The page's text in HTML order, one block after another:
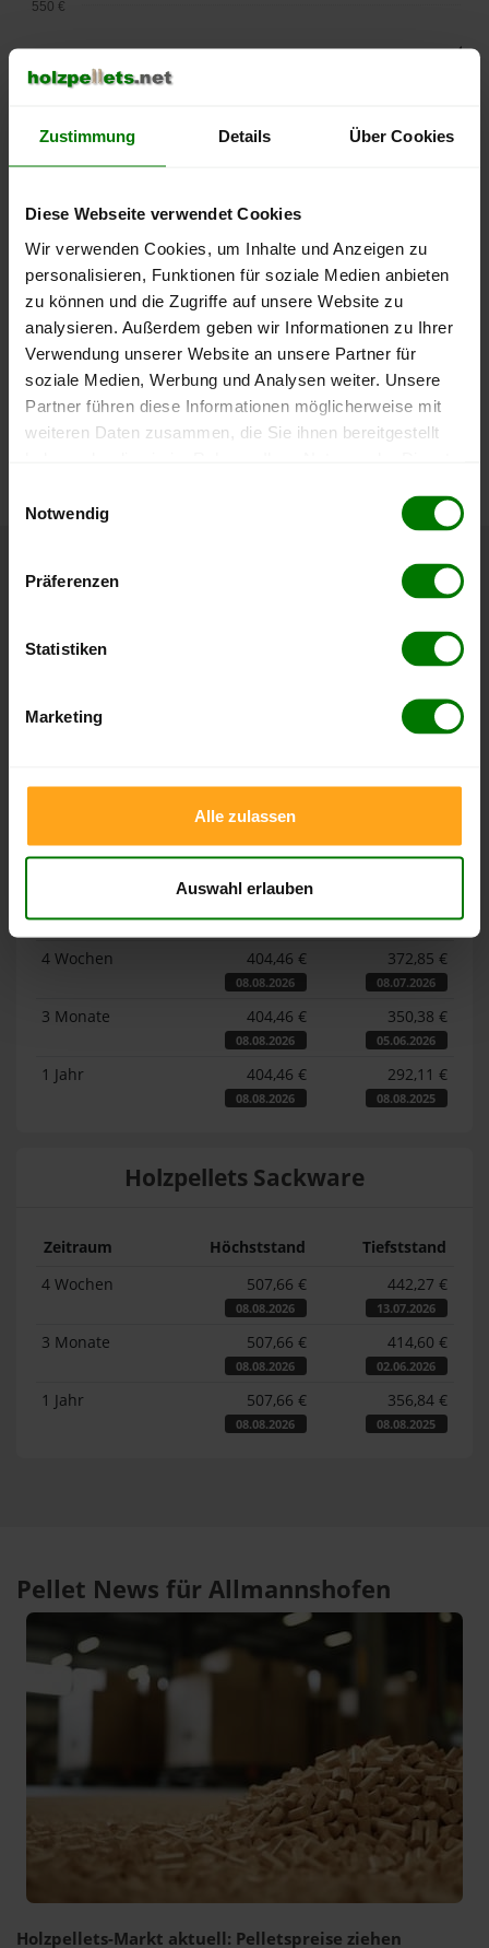
Zustimmung Details Über Cookies
Diese Webseite verwendet Cookies
Wir verwenden Cookies, um Inhalte und Anzeigen zu
personalisieren, Funktionen für soziale Medien anbieten
zu können und die Zugriffe auf unsere Website zu
analysieren. Außerdem geben wir Informationen zu Ihrer
Verwendung unserer Website an unsere Partner für
soziale Medien, Werbung und Analysen weiter. Unsere
Partner führen diese Informationen möglicherweise mit
weiteren Daten zusammen, die Sie ihnen bereitgestellt
Notwendig
Präferenzen
Statistiken
Marketing
Alle zulassen
Auswahl erlauben
lose Ware Sackware
September
Januar
Mai
250 €
300 €
350 €
550 €
Die aktuelle Preisentwicklung für Holzpellets in Deutschland
können Sie jederzeit auf unsererPelletspreise-Seite
Höchst- und Tiefststände der
Pelletspreise für lose Holzpellets und Holzpellets
Sackware in Allmannshofen
. Das dazugehörige Datum
Lose Holzpellets
Zeitraum Höchststand
Tiefststand
4 Wochen
404,46 €
08.08.2026
372,85 €
08.07.2026
3 Monate 404,46 €
08.08.2026
350,38 €
05.06.2026
1 Jahr 404,46 €
08.08.2026
292,11 €
08.08.2025
Holzpellets Sackware
Zeitraum Höchststand
Tiefststand
4 Wochen
507,66 €
08.08.2026
442,27 €
13.07.2026
3 Monate 507,66 €
08.08.2026
414,60 €
02.06.2026
1 Jahr 507,66 €
08.08.2026
356,84 €
08.08.2025
Pellet News für Allmannshofen
Holzpellets-Markt aktuell: Pelletspreise ziehen